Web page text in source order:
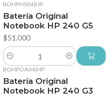
BOHPHS04|HP
Batería Original
Notebook HP 240 G5
$51.000
Cantidad
BOHPOA04|HP
Batería Original
Notebook HP 240 G3